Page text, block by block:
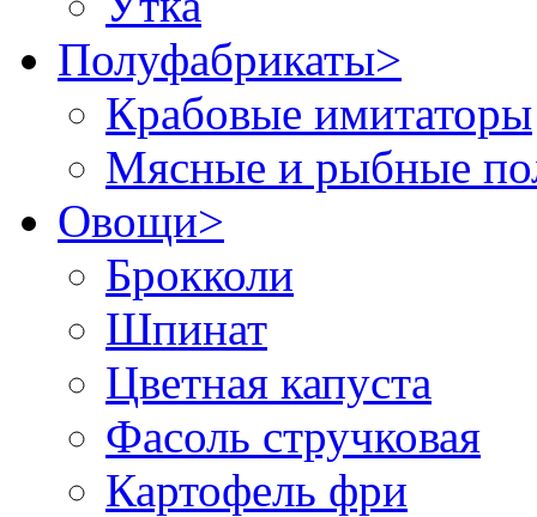
Полуфабрикаты>
Крабовые имитаторы
Мясные и рыбные
Овощи>
Брокколи
Шпинат
Цветная капуста
Фасоль стручковая
Картофель фри